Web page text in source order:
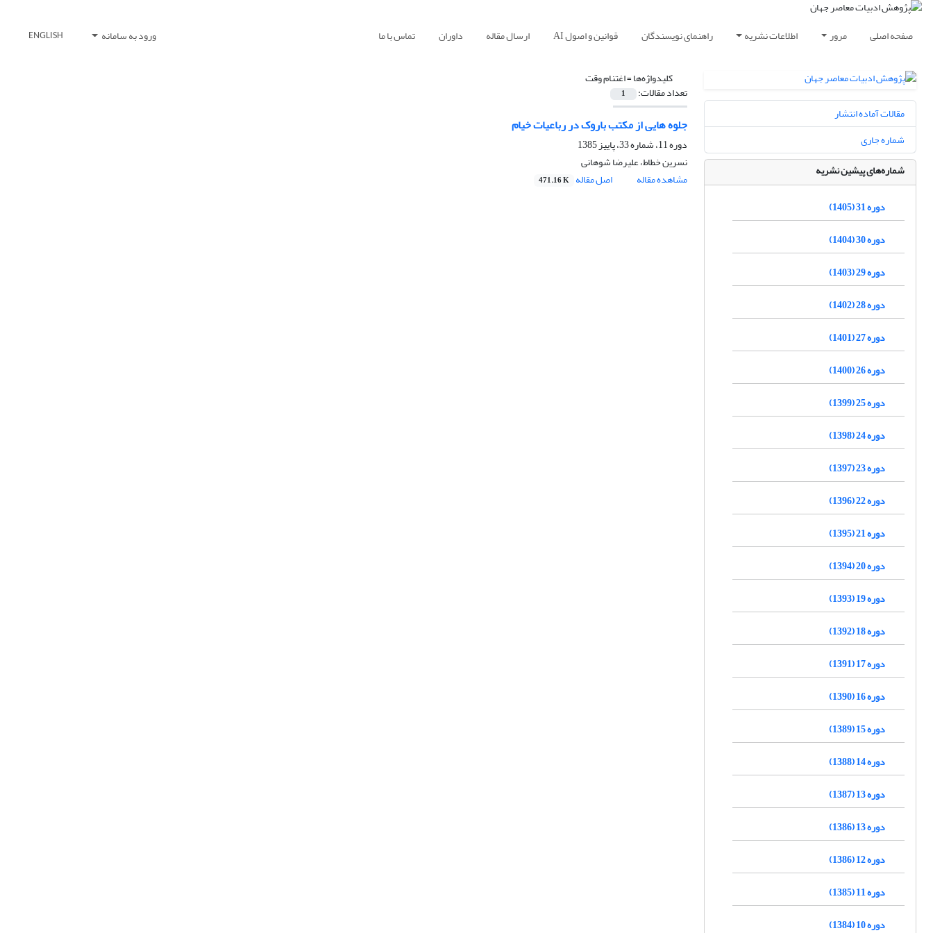
صفحه اصلی مرور اطلاعات نشریه راهنمای نویسندگان قوانین و اصول AI ارسال مقاله داوران تماس با ما ورود به سامانه ENGLISH
کلیدواژه‌ها =اغتنام وقت
تعداد مقالات: 1
جلوه هایی از مکتب باروک در رباعیات خیام
دوره 11، شماره 33، پاییز 1385
نسرین خطاط، علیرضا شوهانی
مشاهده مقاله
اصل مقاله 471.16 K
مقالات آماده انتشار
شماره جاری
شماره‌های پیشین نشریه
دوره 31 (1405)
دوره 30 (1404)
دوره 29 (1403)
دوره 28 (1402)
دوره 27 (1401)
دوره 26 (1400)
دوره 25 (1399)
دوره 24 (1398)
دوره 23 (1397)
دوره 22 (1396)
دوره 21 (1395)
دوره 20 (1394)
دوره 19 (1393)
دوره 18 (1392)
دوره 17 (1391)
دوره 16 (1390)
دوره 15 (1389)
دوره 14 (1388)
دوره 13 (1387)
دوره 13 (1386)
دوره 12 (1386)
دوره 11 (1385)
دوره 10 (1384)